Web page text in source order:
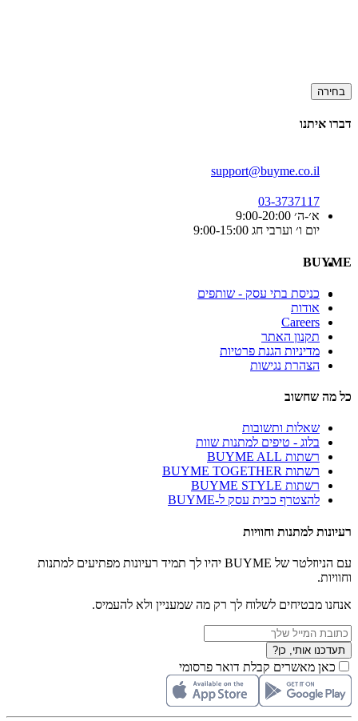
בחירה
דברו איתנו
support@buyme.co.il
03-3737117
א׳-ה׳ 9:00-20:00
יום ו׳ וערבי חג 9:00-15:00
BUYME
כניסת בתי עסק - שותפים
אודות
Careers
תקנון האתר
מדיניות הגנת פרטיות
הצהרת נגישות
כל מה שחשוב
שאלות ותשובות
בלוג - טיפים למתנות שוות
רשתות BUYME ALL
רשתות BUYME TOGETHER
רשתות BUYME STYLE
להצטרף כבית עסק ל-BUYME
רעיונות למתנות וחוויות
עם הניוזלטר של BUYME יהיו לך תמיד רעיונות מפתיעים למתנות
וחוויות.
אנחנו מבטיחים לשלוח לך רק מה שמעניין ולא להעמיס.
תעדכנו אותי, כן?
כאן מאשרים קבלת דואר פרסומי